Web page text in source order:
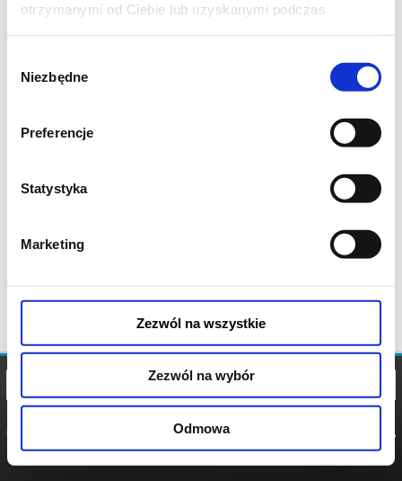
otrzymanymi od Ciebie lub uzyskanymi podczas
zgody
Niezbędne
Preferencje
Statystyka
Marketing
Zezwól na wszystkie
Zezwól na wybór
Odmowa
POLITYKA
POLITYKA